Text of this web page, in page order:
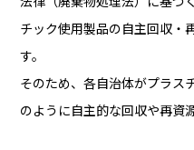
チック使用製品の自主回収・
す。
そのため、各自治体がプラス
のように自主的な回収や再資